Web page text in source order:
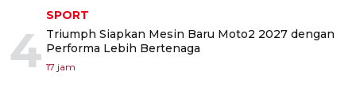
4
SPORT
Triumph Siapkan Mesin Baru Moto2 2027 dengan
Performa Lebih Bertenaga
17 jam